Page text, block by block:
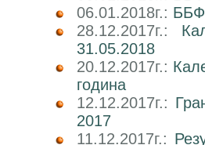
06.01.2018г.: ББФ
28.12.2017г.:
31.05.2018
20.12.2017г.:
година
12.12.2017г.:
2017
11.12.2017г.: